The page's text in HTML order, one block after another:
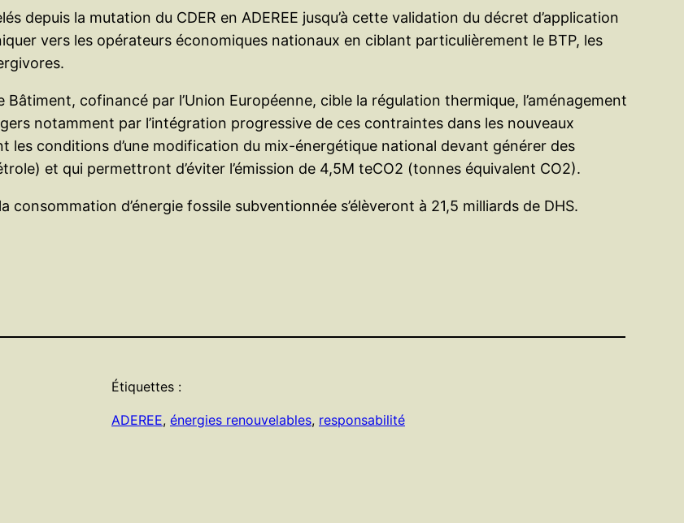
depuis la mutation du CDER en ADEREE jusqu’à cette validation du décret d’application
vers les opérateurs économiques nationaux en ciblant particulièrement le BTP, les
cofinancé par l’Union Européenne, cible la régulation thermique, l’aménagement
notamment par l’intégration progressive de ces contraintes dans les nouveaux
les conditions d’une modification du mix-énergétique national devant générer des
et qui permettront d’éviter l’émission de 4,5M teCO2 (tonnes équivalent CO2).
d’énergie fossile subventionnée s’élèveront à 21,5 milliards de DHS.
Étiquettes :
ADEREE, énergies renouvelables, responsabilité